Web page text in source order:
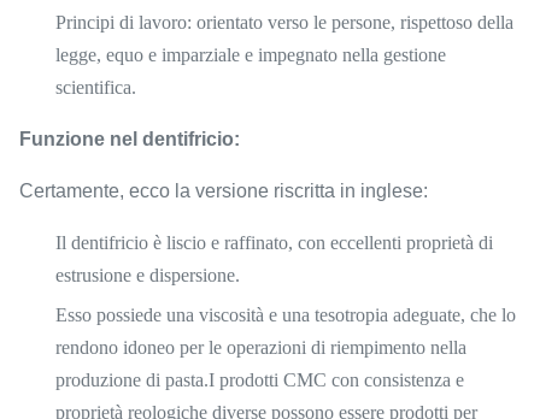
Principi di lavoro: orientato verso le persone, rispettoso della
legge, equo e imparziale e impegnato nella gestione
scientifica.
Funzione nel dentifricio:
Certamente, ecco la versione riscritta in inglese:
Il dentifricio è liscio e raffinato, con eccellenti proprietà di
estrusione e dispersione.
Esso possiede una viscosità e una tesotropia adeguate, che lo
rendono idoneo per le operazioni di riempimento nella
produzione di pasta.I prodotti CMC con consistenza e
proprietà reologiche diverse possono essere prodotti per